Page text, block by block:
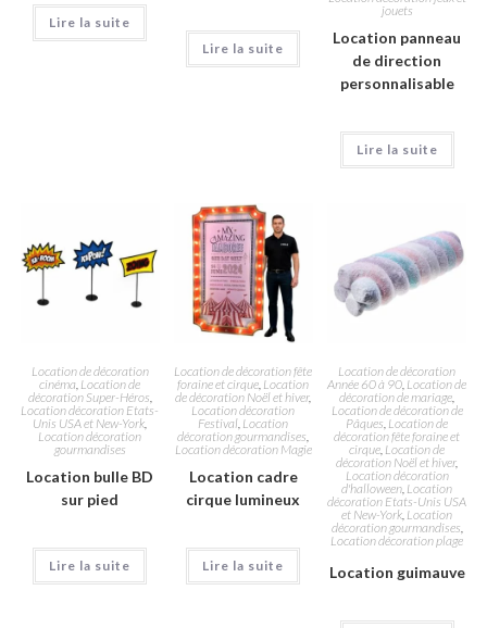
Lire la suite
Lire la suite
jouets
Location panneau
de direction
personnalisable
Lire la suite
Location de décoration
cinéma Location de
décoration Super-Héros
Location décoration Etats-
Unis USA et New-York
Location décoration
gourmandises
Location bulle BD
sur pied
Lire la suite
Location de décoration fête
foraine et cirque Location
de décoration Noël et hiver,
Location décoration
Festival Location
décoration gourmandises
Location décoration Magie
Location cadre
cirque lumineux
Lire la suite
Location de décoration
Année 60 à 90 Location de
décoration de mariage
Location de décoration de
Pâques Location de
décoration fête foraine et
cirque Location de
décoration Noël et hiver,
Location décoration
d'halloween Location
décoration Etats-Unis USA
et New-York Location
décoration gourmandises
Location décoration plage
Location guimauve